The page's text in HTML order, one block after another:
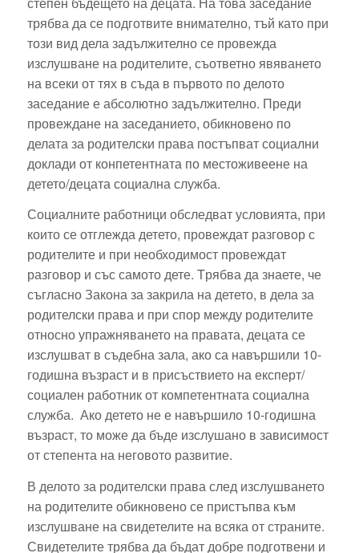
трябва да се подготвите внимателно, тъй като при
този вид дела задължително се провежда
изслушване на родителите, съответно явяването
на всеки от тях в съда в първото по делото
заседание е абсолютно задължително. Преди
провеждане на заседанието, обикновено по
делата за родителски права постъпват социални
доклади от конпетентната по местоживеене на
детето/децата социална служба.
Социалните работници обследват условията, при
които се отглежда детето, провеждат разговор с
родителите и при необходимост провеждат
разговор и със самото дете. Tрябва да знаете, че
съгласно Закона за закрила на детето, в дела за
родителски права и при спор между родителите
относно упражняването на правата, децата се
изслушват в съдебна зала, ако са навършили 10-
годишна възраст и в присъствието на експерт/
социален работник от компетентната социална
служба. Ако детето не е навършило 10-годишна
възраст, то може да бъде изслушано в зависимост
от степента на неговото развитие.
В делото за родителски права след изслушването
на родителите обикновено се пристъпва към
изслушване на свидетелите на всяка от страните.
Свидетелите трябва да бъдат добре подготвени и